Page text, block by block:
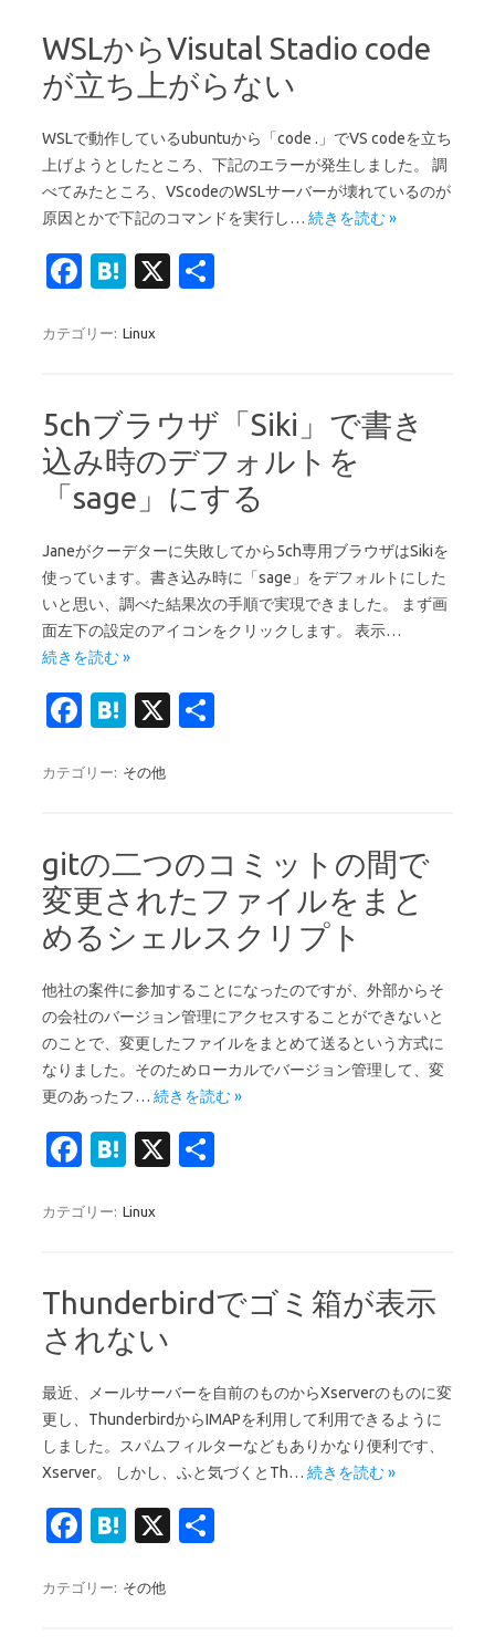
o
o
k
a
WSLからVisutal Stadio code
が立ち上がらない
WSLで動作しているubuntuから「code .」でVS codeを立ち
上げようとしたところ、下記のエラーが発生しました。 調
べてみたところ、VScodeのWSLサーバーが壊れているのが
原因とかで下記のコマンドを実行し… 続きを読む »
Fa
e
o
o
k
H
e
a
X
カテゴリー: Linux
5chブラウザ「Siki」で書き
込み時のデフォルトを
「sage」にする
Janeがクーデターに失敗してから5ch専用ブラウザはSikiを
使っています。書き込み時に「sage」をデフォルトにした
いと思い、調べた結果次の手順で実現できました。 まず画
面左下の設定のアイコンをクリックします。 表示…
続きを読む »
Fa
e
o
o
k
H
e
a
X
カテゴリー: その他
gitの二つのコミットの間で
変更されたファイルをまと
めるシェルスクリプト
他社の案件に参加することになったのですが、外部からそ
の会社のバージョン管理にアクセスすることができないと
のことで、変更したファイルをまとめて送るという方式に
なりました。そのためローカルでバージョン管理して、変
更のあったフ… 続きを読む »
Fa
e
o
o
k
H
e
a
X
カテゴリー: Linux
Thunderbirdでゴミ箱が表示
されない
最近、メールサーバーを自前のものからXserverのものに変
更し、ThunderbirdからIMAPを利用して利用できるように
しました。スパムフィルターなどもありかなり便利です、
Xserver。 しかし、ふと気づくとTh… 続きを読む »
Fa
e
H
e
X
カテゴリー: その他